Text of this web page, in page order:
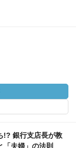
!? 銀行支店長が教
「夫婦」の法則